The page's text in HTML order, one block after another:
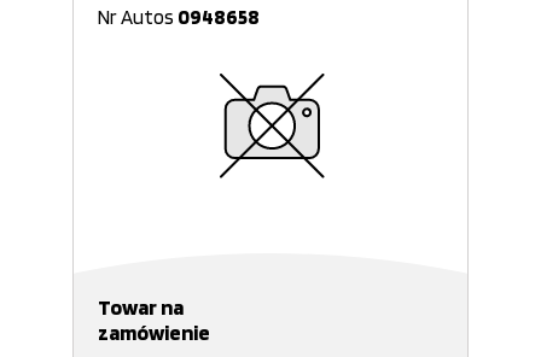
Nr Autos 0948658
Towar na
zamówienie